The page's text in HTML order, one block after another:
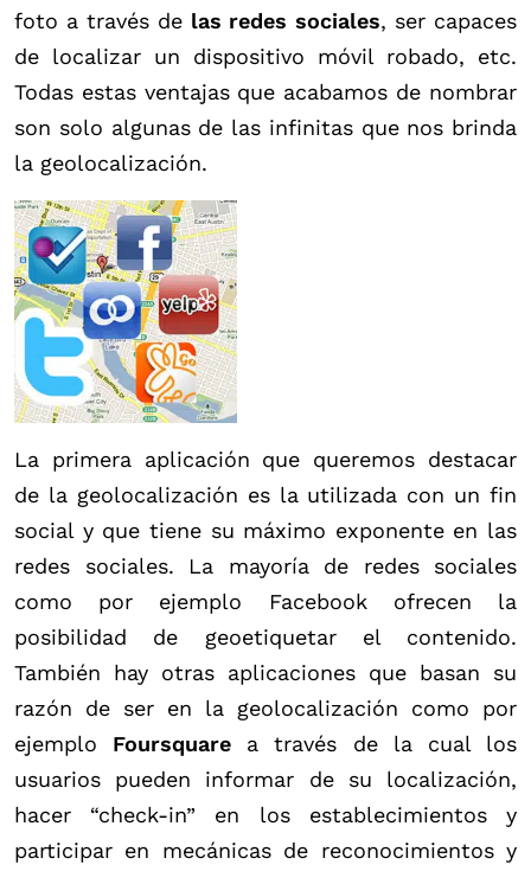
foto a través de las redes sociales, ser capaces
de localizar un dispositivo móvil robado, etc.
Todas estas ventajas que acabamos de nombrar
son solo algunas de las infinitas que nos brinda
la geolocalización.
La primera aplicación que queremos destacar
de la geolocalización es la utilizada con un fin
social y que tiene su máximo exponente en las
redes sociales. La mayoría de redes sociales
como por ejemplo Facebook ofrecen la
posibilidad de geoetiquetar el contenido.
También hay otras aplicaciones que basan su
razón de ser en la geolocalización como por
ejemplo Foursquare a través de la cual los
usuarios pueden informar de su localización,
hacer “check-in” en los establecimientos y
participar en mecánicas de reconocimientos y